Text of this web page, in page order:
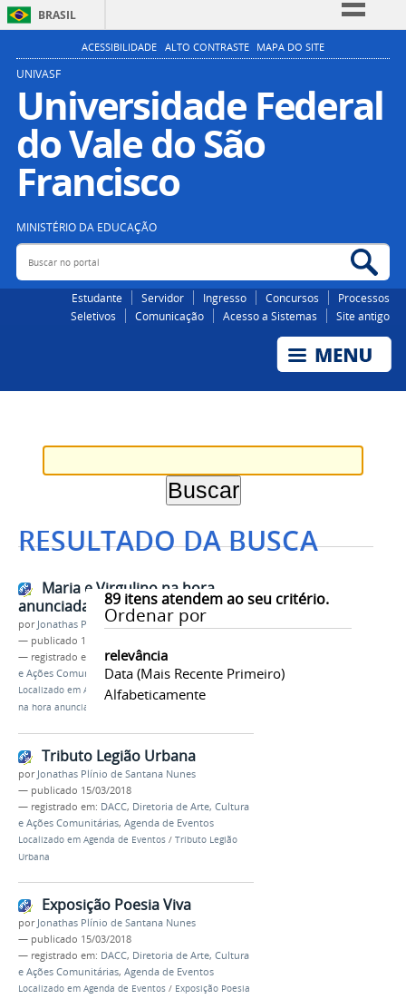
BRASIL
Simplifique!
Participe
Acesso à informação
Legislação
ACESSIBILIDADE ALTO CONTRASTE MAPA DO SITE
UNIVASF
Universidade Federal
do Vale do São
Francisco
MINISTÉRIO DA EDUCAÇÃO
Buscar no portal
Estudante Servidor Ingresso Concursos
Processos
Seletivos
Comunicação Acesso a Sistemas Site antigo
RESULTADO DA BUSCA
89itens atendem ao seu critério.
Ordenar por
relevância
Data (mais Recente Primeiro)
Alfabeticamente
Maria e Virgulino na hora
anunciada
por Jonathas Plínio de Santana Nunes
— publicado 15/03/2018
— registrado em:
DACC,Diretoria de Arte, Cultura
e Ações Comunitárias,Agenda de Eventos
Localizado em Agenda de Eventos /Maria e Virgulino
na hora anunciada
Tributo Legião Urbana
por Jonathas Plínio de Santana Nunes
— publicado 15/03/2018
— registrado em: DACC, Diretoria de Arte, Cultura
e Ações Comunitárias, Agenda de Eventos
Localizado em Agenda de Eventos / Tributo Legião
Urbana
Exposição Poesia Viva
por Jonathas Plínio de Santana Nunes
— publicado 15/03/2018
— registrado em: DACC, Diretoria de Arte, Cultura
e Ações Comunitárias, Agenda de Eventos
Localizado em Agenda de Eventos / Exposição Poesia